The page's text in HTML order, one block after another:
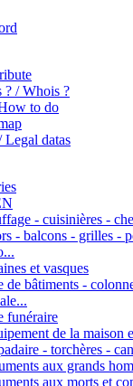
? / Whois ?
to do
Legal datas
- cuisinières -
- balcons - grilles -
et vasques
de bâtiments -
funéraire
de la maison
- torchères -
aux grands
aux morts et